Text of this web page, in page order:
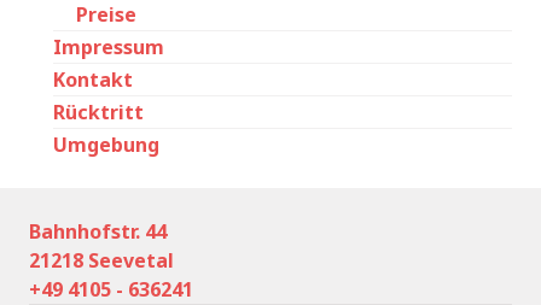
Preise
Impressum
Kontakt
Rücktritt
Umgebung
Bahnhofstr. 44
21218 Seevetal
+49 4105 - 636241